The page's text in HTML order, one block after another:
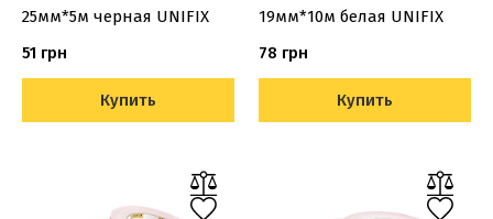
25мм*5м черная UNIFIX
51 грн
Купить
19мм*10м белая UNIFIX
78 грн
Купить